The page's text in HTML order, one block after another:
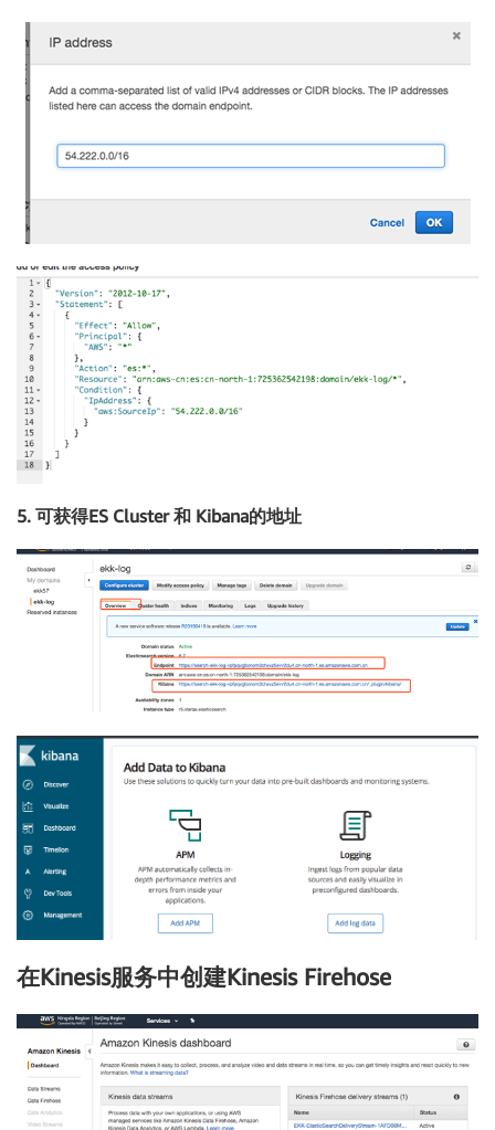
5. 可获得ES Cluster 和 Kibana的地址
在Kinesis服务中创建Kinesis Firehose